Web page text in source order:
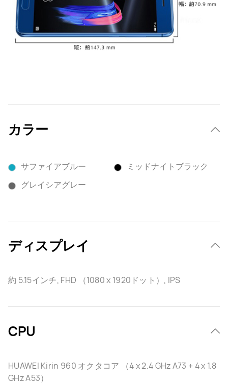
カラー
サファイアブルー
ミッドナイトブラック
グレイシアグレー
ディスプレイ
約 5.15インチ, FHD （1080 x 1920ドット）, IPS
CPU
HUAWEI Kirin 960 オクタコア （4 x 2.4 GHz A73 + 4 x 1.8
GHz A53）